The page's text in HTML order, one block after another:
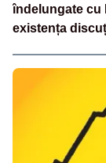
îndelungate cu
existența